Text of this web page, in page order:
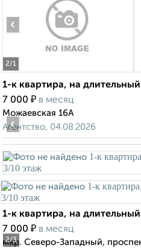
2/1
‹
1-к квартира, на
7 000 ₽ в месяц
Можаевская 16А
Агентство, 04.08.2026
2/3
‹
1-к квартира, на
7 000 ₽ в месяц
мкр. Северо-Западный,